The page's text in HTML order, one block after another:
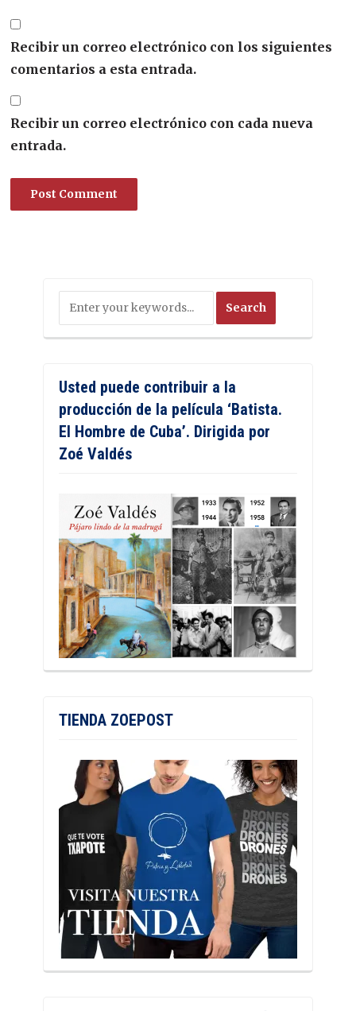
Recibir un correo electrónico con los siguientes
comentarios a esta entrada.
Recibir un correo electrónico con cada nueva
entrada.
Usted puede contribuir a la
producción de la película ‘Batista.
El Hombre de Cuba’. Dirigida por
Zoé Valdés
TIENDA ZOEPOST